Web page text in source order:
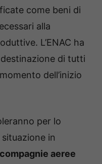
come beni di
alla
L’ENAC ha
di tutti
dell’inizio
per lo
in
aeree